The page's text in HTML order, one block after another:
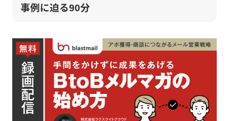
事例に迫る90分